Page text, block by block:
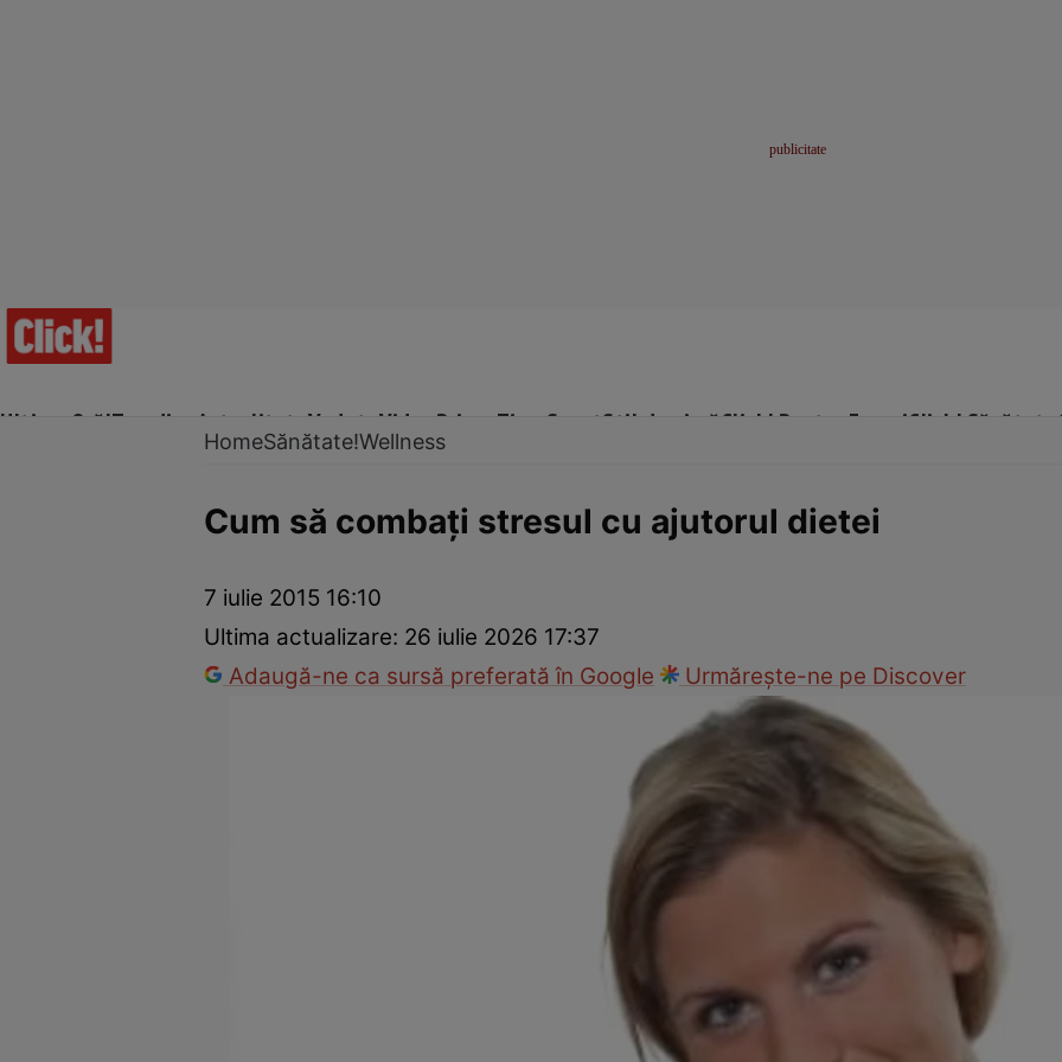
Ultima Oră!Trending Actualitate Vedete Video Prime Time SportStil de viațăClick! Pentru FemeiClick! Sănătate
Prevenție și tratament Remedii naturiste
HomeSănătate!Wellness
Cum să combaţi stresul cu ajutorul dietei
7 iulie 2015 16:10
Ultima actualizare: 26 iulie 2026 17:37
Adaugă-ne ca sursă preferată în Google
Urmărește-ne pe Discover